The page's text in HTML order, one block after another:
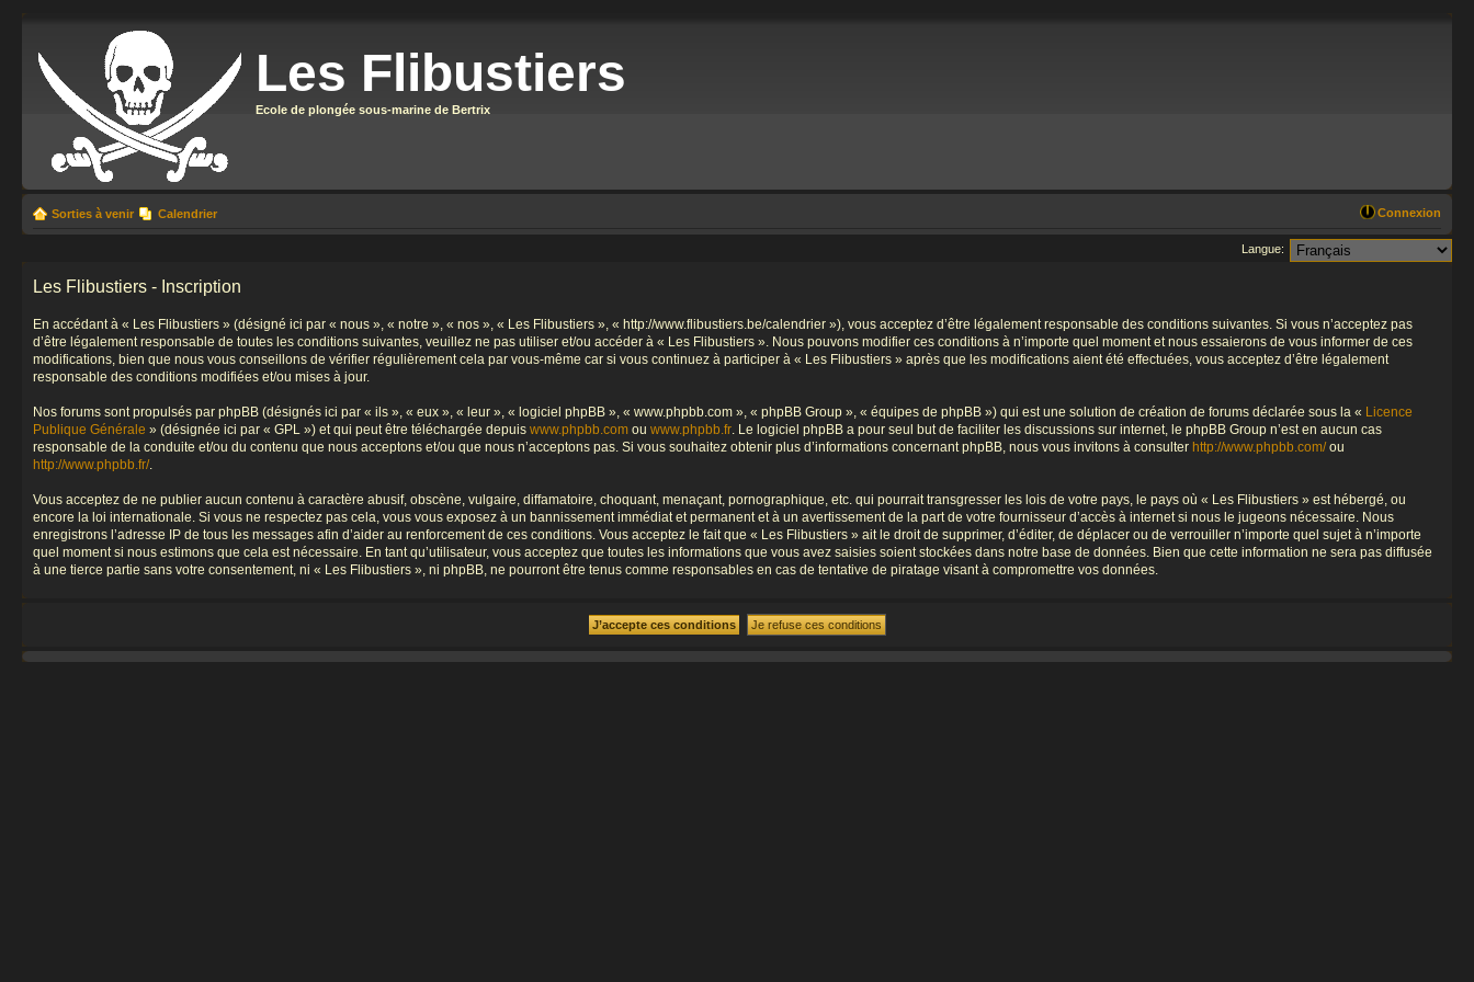
Les Flibustiers
Ecole de plongée sous-marine de Bertrix
Sorties à venir Calendrier Connexion
Langue:
Les Flibustiers - Inscription
En accédant à « Les Flibustiers » (désigné ici par « nous », « notre », « nos », « Les Flibustiers », « http://www.flibustiers.be/calendrier »), vous acceptez d’être légalement responsable des conditions suivantes. Si vous n’acceptez pas
d’être légalement responsable de toutes les conditions suivantes, veuillez ne pas utiliser et/ou accéder à « Les Flibustiers ». Nous pouvons modifier ces conditions à n’importe quel moment et nous essaierons de vous informer de ces
modifications, bien que nous vous conseillons de vérifier régulièrement cela par vous-même car si vous continuez à participer à « Les Flibustiers » après que les modifications aient été effectuées, vous acceptez d’être légalement
responsable des conditions modifiées et/ou mises à jour.
Nos forums sont propulsés par phpBB (désignés ici par « ils », « eux », « leur », « logiciel phpBB », « www.phpbb.com », « phpBB Group », « équipes de phpBB ») qui est une solution de création de forums déclarée sous la « Licence
Publique Générale » (désignée ici par « GPL ») et qui peut être téléchargée depuis www.phpbb.com ou www.phpbb.fr. Le logiciel phpBB a pour seul but de faciliter les discussions sur internet, le phpBB Group n’est en aucun cas
responsable de la conduite et/ou du contenu que nous acceptons et/ou que nous n’acceptons pas. Si vous souhaitez obtenir plus d’informations concernant phpBB, nous vous invitons à consulter http://www.phpbb.com/ou
http://www.phpbb.fr/.
Vous acceptez de ne publier aucun contenu à caractère abusif, obscène, vulgaire, diffamatoire, choquant, menaçant, pornographique, etc. qui pourrait transgresser les lois de votre pays, le pays où « Les Flibustiers » est hébergé, ou
encore la loi internationale. Si vous ne respectez pas cela, vous vous exposez à un bannissement immédiat et permanent et à un avertissement de la part de votre fournisseur d’accès à internet si nous le jugeons nécessaire. Nous
enregistrons l’adresse IP de tous les messages afin d’aider au renforcement de ces conditions. Vous acceptez le fait que « Les Flibustiers » ait le droit de supprimer, d’éditer, de déplacer ou de verrouiller n’importe quel sujet à n’importe
quel moment si nous estimons que cela est nécessaire. En tant qu’utilisateur, vous acceptez que toutes les informations que vous avez saisies soient stockées dans notre base de données. Bien que cette information ne sera pas diffusée
à une tierce partie sans votre consentement, ni « Les Flibustiers », ni phpBB, ne pourront être tenus comme responsables en cas de tentative de piratage visant à compromettre vos données.